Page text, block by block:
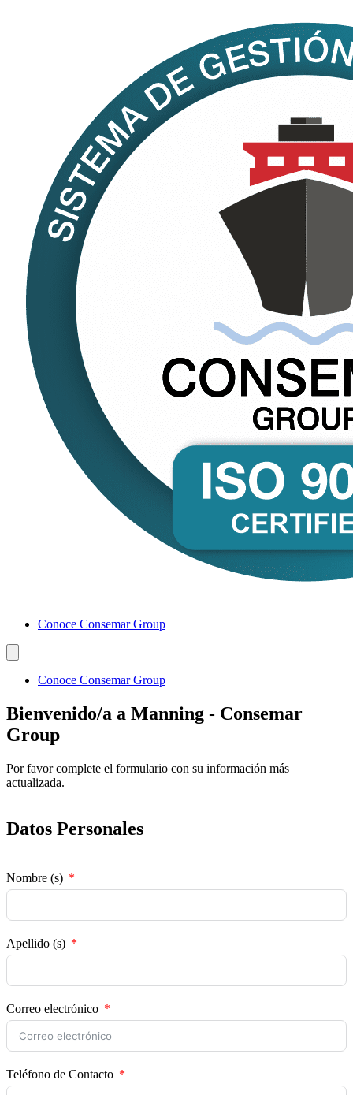
Conoce Consemar Group
Conoce Consemar Group
Bienvenido/a a Manning - Consemar
Group
Por favor complete el formulario con su información más
actualizada.
Datos Personales
Nombre (s)
Apellido (s)
Correo electrónico
Teléfono de Contacto